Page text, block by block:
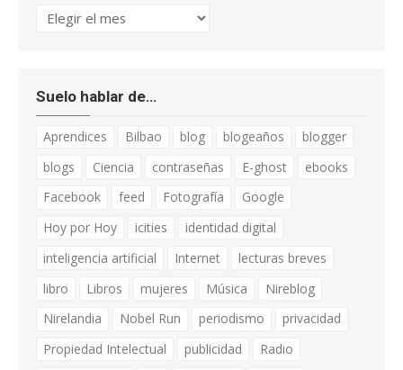
Archivo
Suelo hablar de…
Aprendices Bilbao blog blogeaños
blogger
blogs
Ciencia contraseñas E-ghost
ebooks
Facebook
feed Fotografía
Google
Hoy por Hoy
icities
identidad digital
inteligencia artificial
Internet
lecturas breves
libro
Libros mujeres Música
Nireblog
Nirelandia
Nobel Run periodismo
privacidad
Propiedad Intelectual
publicidad Radio